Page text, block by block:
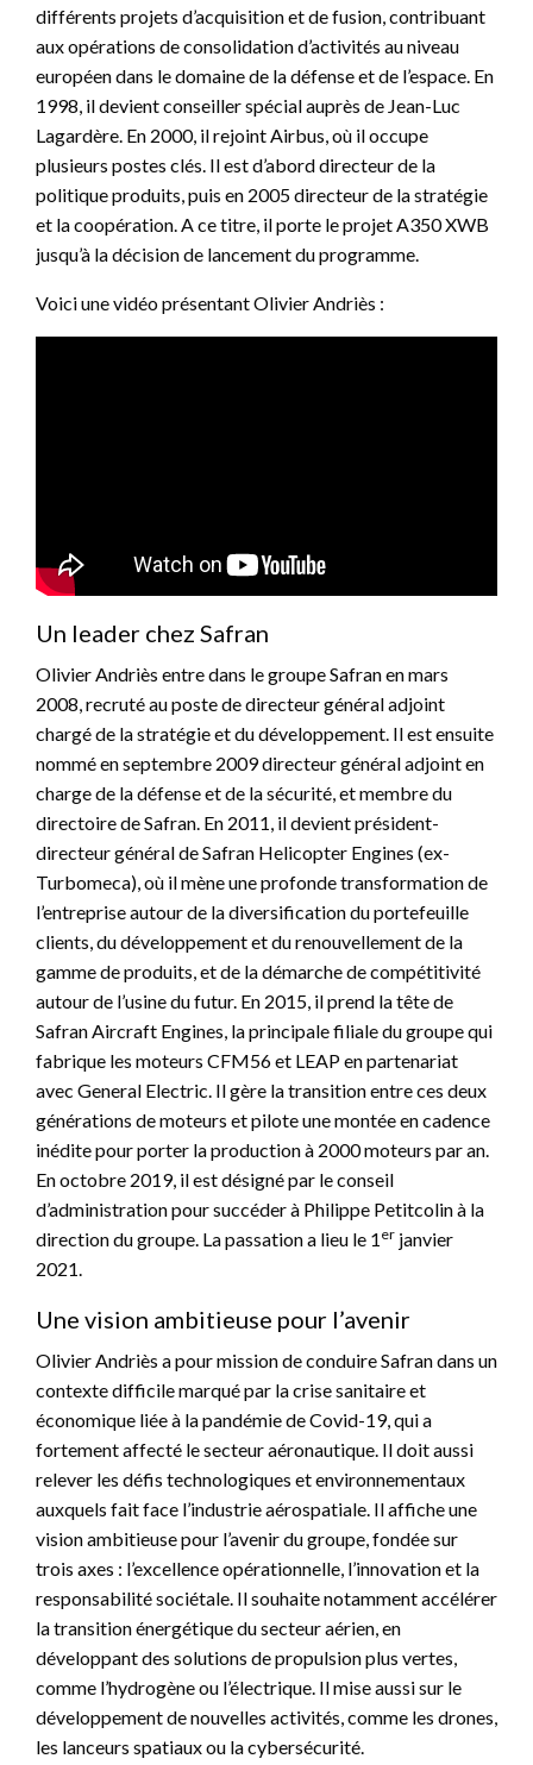
différents projets d’acquisition et de fusion, contribuant
aux opérations de consolidation d’activités au niveau
européen dans le domaine de la défense et de l’espace. En
1998, il devient conseiller spécial auprès de Jean-Luc
Lagardère. En 2000, il rejoint Airbus, où il occupe
plusieurs postes clés. Il est d’abord directeur de la
politique produits, puis en 2005 directeur de la stratégie
et la coopération. A ce titre, il porte le projet A350 XWB
jusqu’à la décision de lancement du programme.
Voici une vidéo présentant Olivier Andriès :
Un leader chez Safran
Olivier Andriès entre dans le groupe Safran en mars
2008, recruté au poste de directeur général adjoint
chargé de la stratégie et du développement. Il est ensuite
nommé en septembre 2009 directeur général adjoint en
charge de la défense et de la sécurité, et membre du
directoire de Safran. En 2011, il devient président-
directeur général de Safran Helicopter Engines (ex-
Turbomeca), où il mène une profonde transformation de
l’entreprise autour de la diversification du portefeuille
clients, du développement et du renouvellement de la
gamme de produits, et de la démarche de compétitivité
autour de l’usine du futur. En 2015, il prend la tête de
Safran Aircraft Engines, la principale filiale du groupe qui
fabrique les moteurs CFM56 et LEAP en partenariat
avec General Electric. Il gère la transition entre ces deux
générations de moteurs et pilote une montée en cadence
inédite pour porter la production à 2000 moteurs par an.
En octobre 2019, il est désigné par le conseil
d’administration pour succéder à Philippe Petitcolin à la
direction du groupe. La passation a lieu le 1 er janvier
2021.
Une vision ambitieuse pour l’avenir
Olivier Andriès a pour mission de conduire Safran dans un
contexte difficile marqué par la crise sanitaire et
économique liée à la pandémie de Covid-19, qui a
fortement affecté le secteur aéronautique. Il doit aussi
relever les défis technologiques et environnementaux
auxquels fait face l’industrie aérospatiale. Il affiche une
vision ambitieuse pour l’avenir du groupe, fondée sur
trois axes : l’excellence opérationnelle, l’innovation et la
responsabilité sociétale. Il souhaite notamment accélérer
la transition énergétique du secteur aérien, en
développant des solutions de propulsion plus vertes,
comme l’hydrogène ou l’électrique. Il mise aussi sur le
développement de nouvelles activités, comme les drones,
les lanceurs spatiaux ou la cybersécurité.